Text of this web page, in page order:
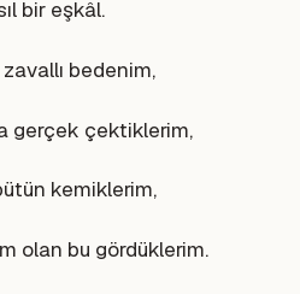
bir eşkâl.
bedenim,
gerçek çektiklerim,
kemiklerim,
olan bu gördüklerim.